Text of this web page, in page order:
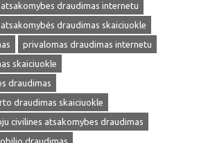
draudimas internetu
draudimas skaiciuokle
privalomas draudimas internetu
skaiciuokle
draudimas
draudimas skaiciuokle
civilines atsakomybes draudimas
draudimas